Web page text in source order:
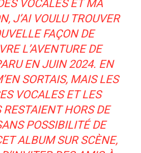
VOCALES ET MA
J’AI VOULU TROUVER
FAÇON DE
L’AVENTURE DE
EN JUIN 2024. EN
SORTAIS, MAIS LES
VOCALES ET LES
RESTAIENT HORS DE
POSSIBILITÉ DE
ALBUM SUR SCÈNE,